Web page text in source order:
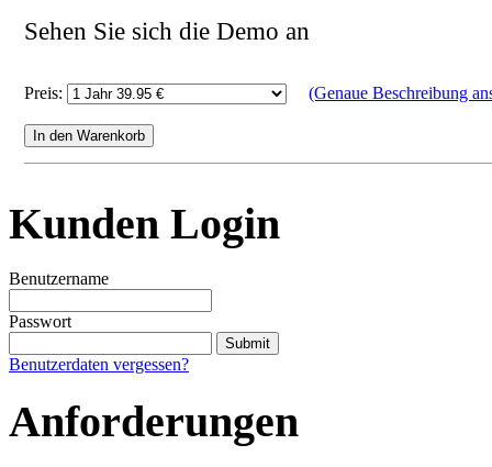
Sehen Sie sich die Demo an
Preis: (Genaue Beschreibung
Kunden Login
Benutzername
Passwort
Benutzerdaten vergessen?
Anforderungen